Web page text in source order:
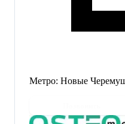
Метро: Новые